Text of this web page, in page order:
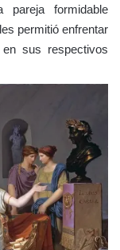
formidable
permitió enfrentar
sus respectivos